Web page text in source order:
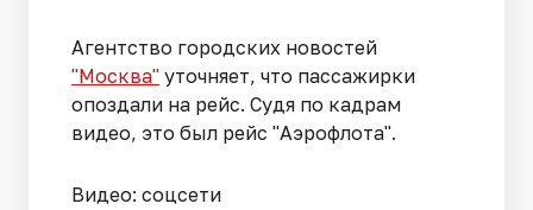
Агентство городских новостей
"Москва" уточняет, что пассажирки
опоздали на рейс. Судя по кадрам
видео, это был рейс "Аэрофлота".
Видео: соцсети